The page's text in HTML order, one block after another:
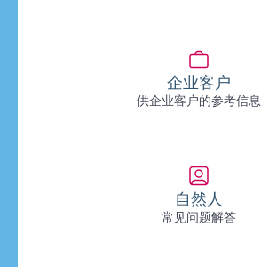
企业客户
供企业客户的参考信息
自然人
常见问题解答